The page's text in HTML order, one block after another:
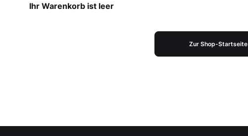
Ihr Warenkorb ist leer
Zur Shop-Startseite